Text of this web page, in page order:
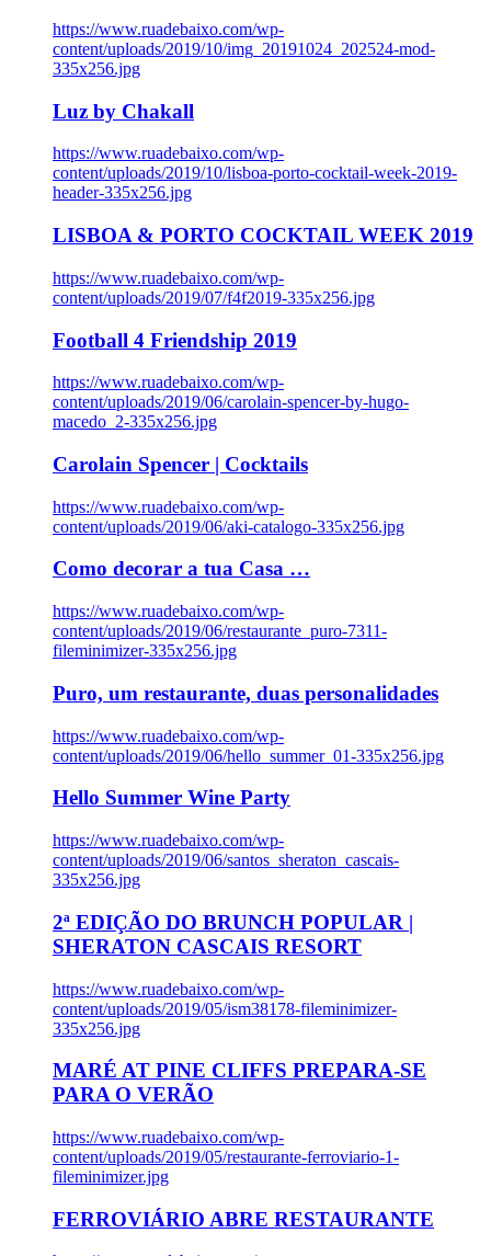
https://www.ruadebaixo.com/wp-
content/uploads/2019/10/img_20191024_202524-mod-
335x256.jpg
Luz by Chakall
https://www.ruadebaixo.com/wp-
content/uploads/2019/10/lisboa-porto-cocktail-week-2019-
header-335x256.jpg
LISBOA & PORTO COCKTAIL WEEK 2019
https://www.ruadebaixo.com/wp-
content/uploads/2019/07/f4f2019-335x256.jpg
Football 4 Friendship 2019
https://www.ruadebaixo.com/wp-
content/uploads/2019/06/carolain-spencer-by-hugo-
macedo_2-335x256.jpg
Carolain Spencer | Cocktails
https://www.ruadebaixo.com/wp-
content/uploads/2019/06/aki-catalogo-335x256.jpg
Como decorar a tua Casa …
https://www.ruadebaixo.com/wp-
content/uploads/2019/06/restaurante_puro-7311-
fileminimizer-335x256.jpg
Puro, um restaurante, duas personalidades
https://www.ruadebaixo.com/wp-
content/uploads/2019/06/hello_summer_01-335x256.jpg
Hello Summer Wine Party
https://www.ruadebaixo.com/wp-
content/uploads/2019/06/santos_sheraton_cascais-
335x256.jpg
2ª EDIÇÃO DO BRUNCH POPULAR |
SHERATON CASCAIS RESORT
https://www.ruadebaixo.com/wp-
content/uploads/2019/05/ism38178-fileminimizer-
335x256.jpg
MARÉ AT PINE CLIFFS PREPARA-SE
PARA O VERÃO
https://www.ruadebaixo.com/wp-
content/uploads/2019/05/restaurante-ferroviario-1-
fileminimizer.jpg
FERROVIÁRIO ABRE RESTAURANTE